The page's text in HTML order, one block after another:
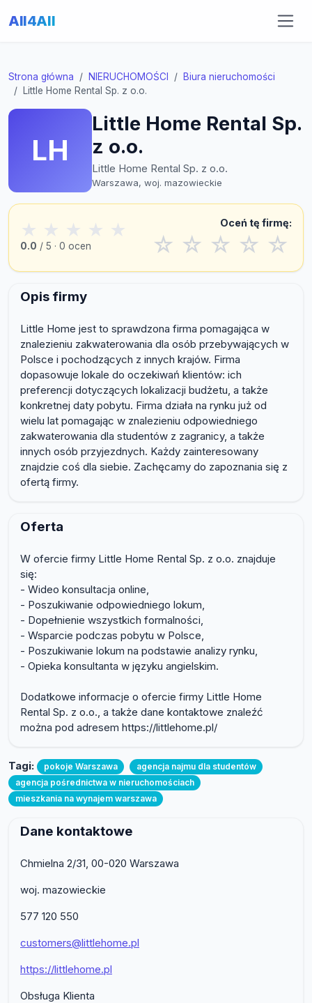
All4All
Strona główna NIERUCHOMOŚCI
Biura nieruchomości
Little Home Rental Sp. z o.o.
LH
Little Home Rental Sp.
z o.o.
Little Home Rental Sp. z o.o.
Warszawa, woj. mazowieckie
★ ★ ★ ★ ★
0.0 / 5 · 0 ocen
Oceń tę firmę:
☆ ☆ ☆ ☆ ☆
Opis firmy
Little Home jest to sprawdzona firma pomagająca w
znalezieniu zakwaterowania dla osób przebywających w
Polsce i pochodzących z innych krajów. Firma
dopasowuje lokale do oczekiwań klientów: ich
preferencji dotyczących lokalizacji budżetu, a także
konkretnej daty pobytu. Firma działa na rynku już od
wielu lat pomagając w znalezieniu odpowiedniego
zakwaterowania dla studentów z zagranicy, a także
innych osób przyjezdnych. Każdy zainteresowany
znajdzie coś dla siebie. Zachęcamy do zapoznania się z
ofertą firmy.
Oferta
W ofercie firmy Little Home Rental Sp. z o.o. znajduje
się:
- Wideo konsultacja online,
- Poszukiwanie odpowiedniego lokum,
- Dopełnienie wszystkich formalności,
- Wsparcie podczas pobytu w Polsce,
- Poszukiwanie lokum na podstawie analizy rynku,
- Opieka konsultanta w języku angielskim.
Dodatkowe informacje o ofercie firmy Little Home
Rental Sp. z o.o., a także dane kontaktowe znaleźć
można pod adresem https://littlehome.pl/
Tagi: pokoje Warszawa
agencja najmu dla studentów
agencja pośrednictwa w nieruchomościach
mieszkania na wynajem warszawa
Dane kontaktowe
Chmielna 2/31, 00-020 Warszawa
woj. mazowieckie
577 120 550
customers@littlehome.pl
https://littlehome.pl
Obsługa Klienta